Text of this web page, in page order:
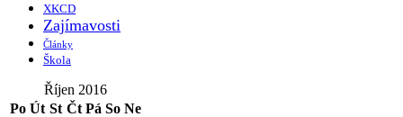
XKCD
Zajímavosti
Články
Škola
Říjen 2016
Po Út St Čt Pá So Ne